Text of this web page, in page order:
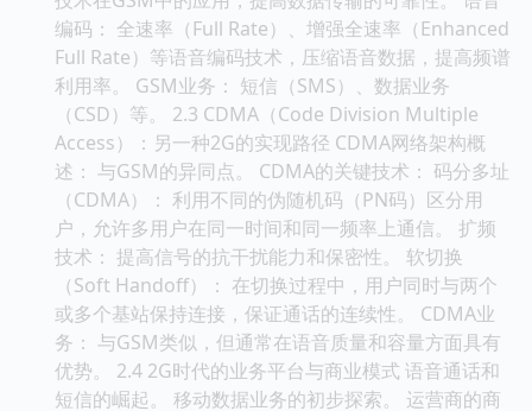
编码： 全速率（Full Rate）、增强全速率（Enhanced
Full Rate）等语音编码技术，压缩语音数据，提高频谱
利用率。 GSM业务： 短信（SMS）、数据业务
（CSD）等。 2.3 CDMA（Code Division Multiple
Access）：另一种2G的实现路径 CDMA网络架构概
述： 与GSM的异同点。 CDMA的关键技术： 码分多址
（CDMA）： 利用不同的伪随机码（PN码）区分用
户，允许多用户在同一时间和同一频率上通信。 扩频
技术： 提高信号的抗干扰能力和保密性。 软切换
（Soft Handoff）： 在切换过程中，用户同时与两个
或多个基站保持连接，保证通话的连续性。 CDMA业
务： 与GSM类似，但通常在语音质量和容量方面具有
优势。 2.4 2G时代的业务平台与商业模式 语音通话和
短信的崛起。 移动数据业务的初步探索。 运营商的商